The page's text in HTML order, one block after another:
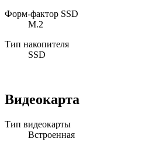
Форм-фактор SSD
M.2
Тип накопителя
SSD
Видеокарта
Тип видеокарты
Встроенная